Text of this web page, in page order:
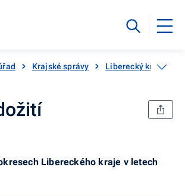
Krajské správy Liberecký kraj
Libereckého kraje v letech